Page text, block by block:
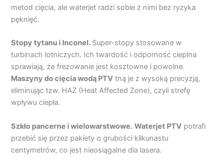
metod cięcia, ale waterjet radzi sobie z nimi bez ryzyka
pęknięć.
Stopy tytanu i Inconel. Super-stopy stosowane w
turbinach lotniczych. Ich twardość i odporność cieplna
sprawiają, że frezowanie jest kosztowne i powolne.
Maszynydo cięcia wodą PTV tną je z wysoką precyzją,
eliminując tzw. HAZ (Heat Affected Zone), czyli strefę
wpływu ciepła.
Szkło pancerne i wielowarstwowe. Waterjet PTV potrafi
przebić się przez pakiety o grubości kilkunastu
centymetrów, co jest nieosiągalne dla lasera.